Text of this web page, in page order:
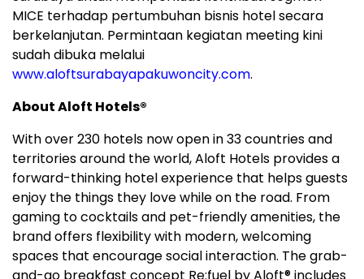
MICE terhadap pertumbuhan bisnis hotel secara
berkelanjutan. Permintaan kegiatan meeting kini
sudah dibuka melalui
www.aloftsurabayapakuwoncity.com.
About Aloft Hotels®
With over 230 hotels now open in 33 countries and
territories around the world, Aloft Hotels provides a
forward-thinking hotel experience that helps guests
enjoy the things they love while on the road. From
gaming to cocktails and pet-friendly amenities, the
brand offers flexibility with modern, welcoming
spaces that encourage social interaction. The grab-